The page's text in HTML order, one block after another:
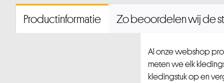
Productinformatie Zo beoordelen wij de
Al onze webshop
meten we elk
kledingstuk op en